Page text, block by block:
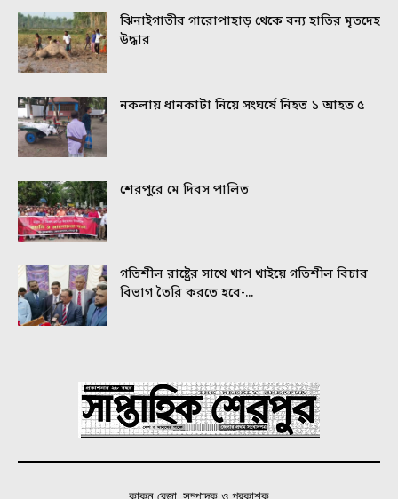
ঝিনাইগাতীর গারোপাহাড় থেকে বন্য হাতির মৃতদেহ
উদ্ধার
নকলায় ধানকাটা নিয়ে সংঘর্ষে নিহত ১ আহত ৫
শেরপুরে মে দিবস পালিত
গতিশীল রাষ্ট্রের সাথে খাপ খাইয়ে গতিশীল বিচার
বিভাগ তৈরি করতে হবে-...
কাকন রেজা, সম্পাদক ও প্রকাশক